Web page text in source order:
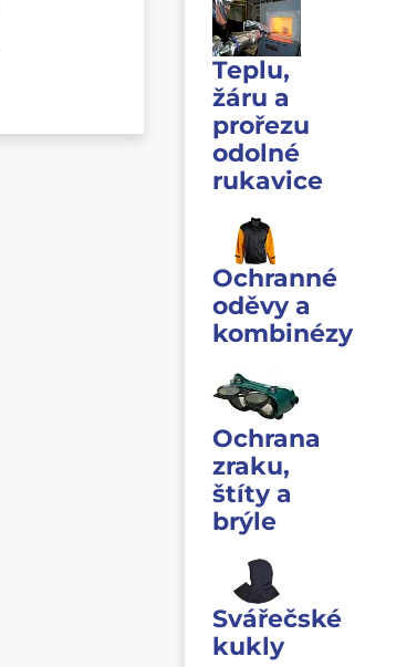
Teplu,
žáru a
prořezu
odolné
rukavice
Ochranné
oděvy a
kombinézy
Ochrana
zraku,
štíty a
brýle
Svářečské
kukly